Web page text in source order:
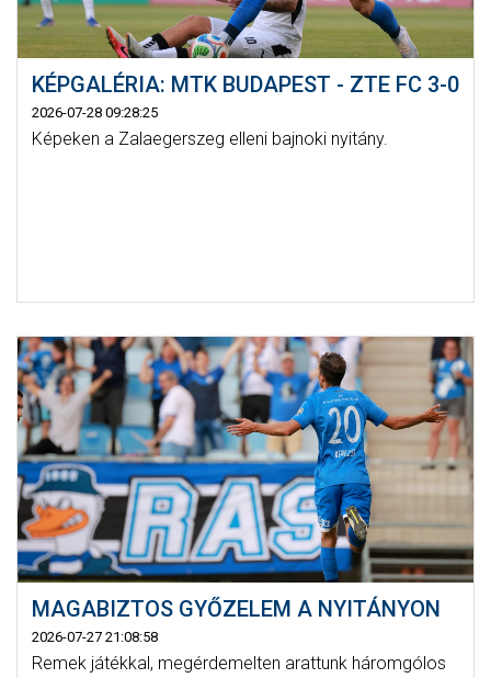
KÉPGALÉRIA: MTK BUDAPEST - ZTE FC 3-0
2026-07-28 09:28:25
Képeken a Zalaegerszeg elleni bajnoki nyitány.
MAGABIZTOS GYŐZELEM A NYITÁNYON
2026-07-27 21:08:58
Remek játékkal, megérdemelten arattunk háromgólos